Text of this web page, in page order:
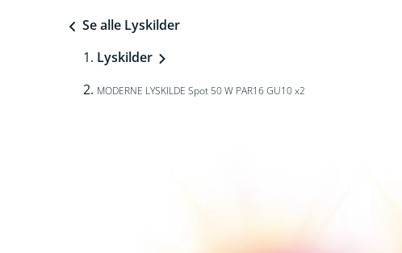
Se alle Lyskilder
Lyskilder
MODERNE LYSKILDE Spot 50 W PAR16 GU10 x2